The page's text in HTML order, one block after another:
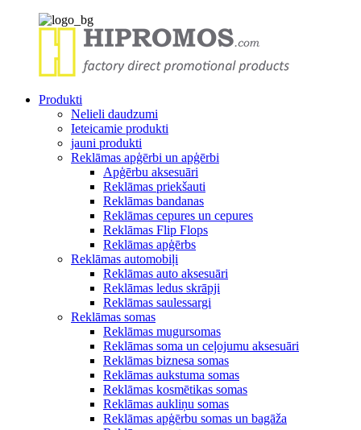
Produkti
Nelieli daudzumi
Ieteicamie produkti
jauni produkti
Reklāmas apģērbi un apģērbi
Apģērbu aksesuāri
Reklāmas priekšauti
Reklāmas bandanas
Reklāmas cepures un cepures
Reklāmas Flip Flops
Reklāmas apģērbs
Reklāmas automobiļi
Reklāmas auto aksesuāri
Reklāmas ledus skrāpji
Reklāmas saulessargi
Reklāmas somas
Reklāmas mugursomas
Reklāmas soma un ceļojumu aksesuāri
Reklāmas biznesa somas
Reklāmas aukstuma somas
Reklāmas kosmētikas somas
Reklāmas aukliņu somas
Reklāmas apģērbu somas un bagāža